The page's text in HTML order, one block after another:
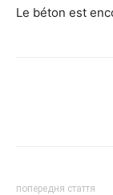
Le béton est
попередня стаття